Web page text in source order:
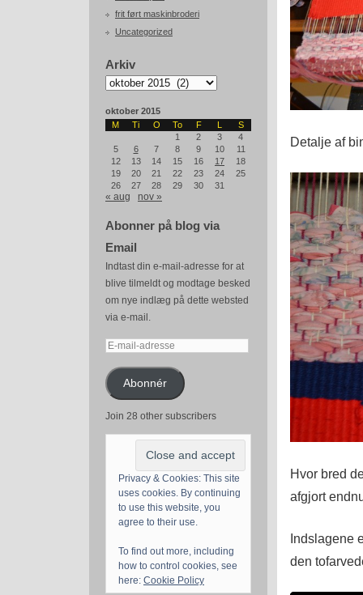
frit ført maskinbroderi
Uncategorized
Arkiv
Arkiv
oktober 2015
M
Ti O To F L
S
1
2 3
4
5
6 7 8 9 10
11
12
13 14 15 16 17
18
19
20 21 22 23 24
25
26
27 28 29 30 31
« aug nov »
Abonner på blog via
Email
Indtast din e-mail-adresse for at
blive tilmeldt og modtage besked
om nye indlæg på dette websted
via e-mail.
E-
adresseAbonnér
Join 28 other subscribers
Privacy & Cookies: This site
uses cookies. By continuing
to use this website, you
agree to their use.
To find out more, including
how to control cookies, see
here: Cookie Policy
Detalje af
Hvor bred
afgjort
Indslagene
den